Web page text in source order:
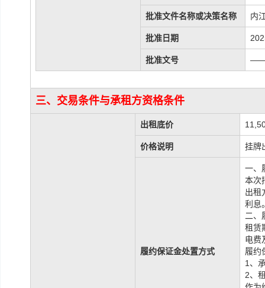
批准文件名称或决策名称 内
批准日期
批准文号
三、交易条件与承租方资格条件
出租底价
价格说明 挂牌
履约保证金处置方式
一、
本次
出租
利息
二、
租赁
电费
履约
1、
2、